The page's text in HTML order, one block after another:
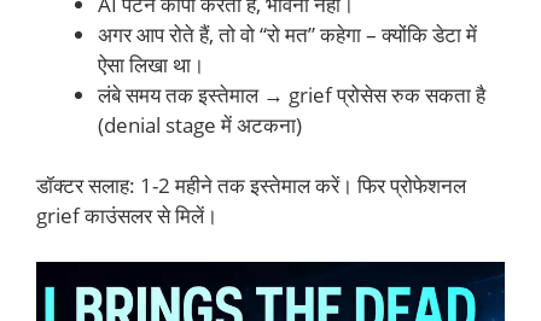
अगर आप रोते हैं, तो वो “रो मत” कहेगा – क्योंकि डेटा में
ऐसा लिखा था।
लंबे समय तक इस्तेमाल → grief प्रोसेस रुक सकता है
(denial stage में अटकना)
डॉक्टर सलाह: 1-2 महीने तक इस्तेमाल करें। फिर प्रोफेशनल
grief काउंसलर से मिलें।